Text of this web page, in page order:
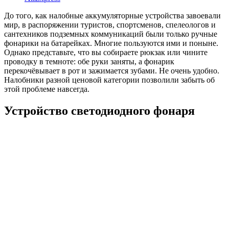
До того, как налобные аккумуляторные устройства завоевали
мир, в распоряжении туристов, спортсменов, спелеологов и
сантехников подземных коммуникаций были только ручные
фонарики на батарейках. Многие пользуются ими и поныне.
Однако представьте, что вы собираете рюкзак или чините
проводку в темноте: обе руки заняты, а фонарик
перекочёвывает в рот и зажимается зубами. Не очень удобно.
Налобники разной ценовой категории позволили забыть об
этой проблеме навсегда.
Устройство светодиодного фонаря